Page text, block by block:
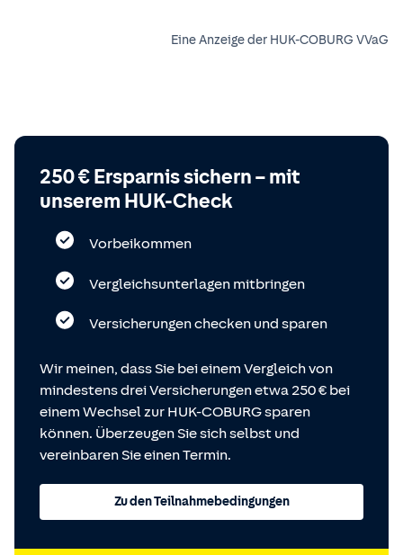
Eine Anzeige der HUK-COBURG VVaG
250 € Ersparnis sichern – mit
unserem HUK-Check
Vorbeikommen
Vergleichsunterlagen mitbringen
Versicherungen checken und sparen
Wir meinen, dass Sie bei einem Vergleich von
mindestens drei Versicherungen etwa 250 € bei
einem Wechsel zur HUK-COBURG sparen
können. Überzeugen Sie sich selbst und
vereinbaren Sie einen Termin.
Zu den Teilnahmebedingungen